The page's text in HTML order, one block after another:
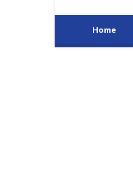
Home